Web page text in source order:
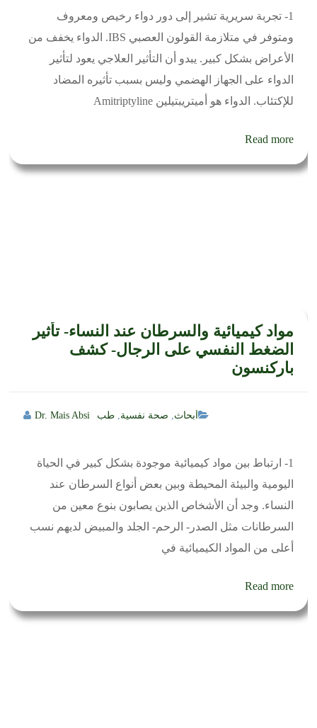
1- تجربة سريرية تشير إلى دور دواء رخيص ومعروف
ومتوفر في متلازمة القولون العصبي IBS. الدواء يخفف من
الأعراض بشكل كبير. يبدو أن التأثير العلاجي يعود لتأثير
الدواء على الجهاز الهضمي وليس بسبب تأثيره المضاد
للإكتئاب. الدواء هو أميتريبتيلين Amitriptyline
Read more
مواد كيميائية والسرطان عند النساء- تأثير
الضغط النفسي على الرجال- كشف
باركنسون
Dr. Mais Absi أبحاث صحة نفسية طب
1- ارتباط بين مواد كيميائية موجودة بشكل كبير في الحياة
اليومية والبيئة المحيطة وبين بعض أنواع السرطان عند
النساء. وجد أن الأشخاص الذين يصابون بنوع معين من
السرطانات مثل الصدر- الرحم- الجلد والمبيض لديهم نسب
أعلى من المواد الكيميائية في
Read more